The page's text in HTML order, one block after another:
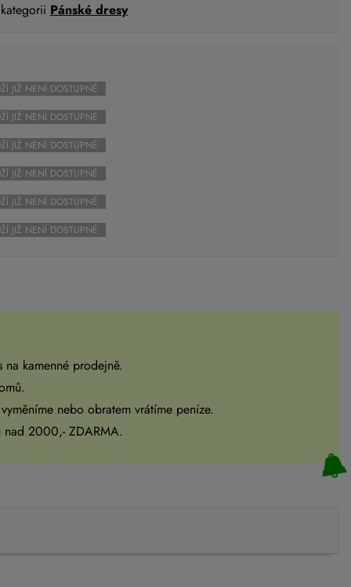
Pánské dresy
JIŽ NENÍ DOSTUPNÉ
JIŽ NENÍ DOSTUPNÉ
JIŽ NENÍ DOSTUPNÉ
JIŽ NENÍ DOSTUPNÉ
JIŽ NENÍ DOSTUPNÉ
JIŽ NENÍ DOSTUPNÉ
na kamenné prodejně.
nebo obratem vrátíme peníze.
nad 2000,- ZDARMA.